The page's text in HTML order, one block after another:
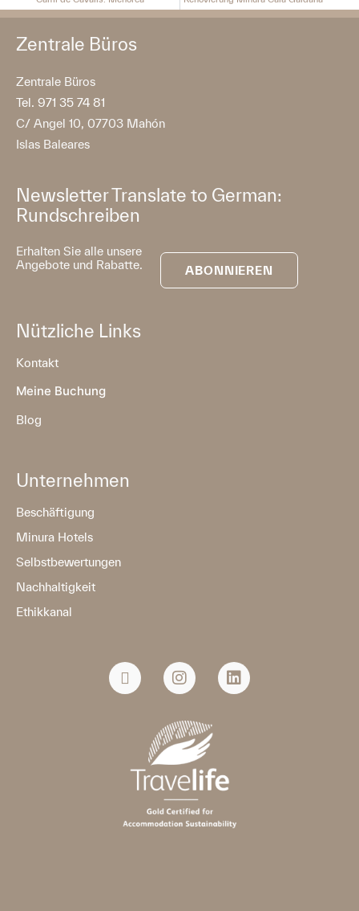
Zentrale Büros
Zentrale Büros
Tel. 971 35 74 81
C/ Angel 10, 07703 Mahón
Islas Baleares
Newsletter Translate to German:
Rundschreiben
Erhalten Sie alle unsere
Angebote und Rabatte.
ABONNIEREN
Nützliche Links
Kontakt
Meine Buchung
Blog
Unternehmen
Beschäftigung
Minura Hotels
Selbstbewertungen
Nachhaltigkeit
Ethikkanal